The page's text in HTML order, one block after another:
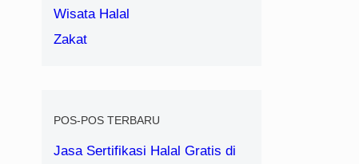
Wisata Halal
Zakat
POS-POS TERBARU
Jasa Sertifikasi Halal Gratis di